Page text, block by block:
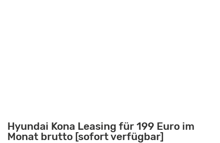
Hyundai Kona Leasing für 199 Euro im
Monat brutto [sofort verfügbar]